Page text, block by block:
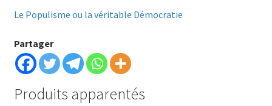
Le Populisme ou la véritable Démocratie
Partager
Produits apparentés